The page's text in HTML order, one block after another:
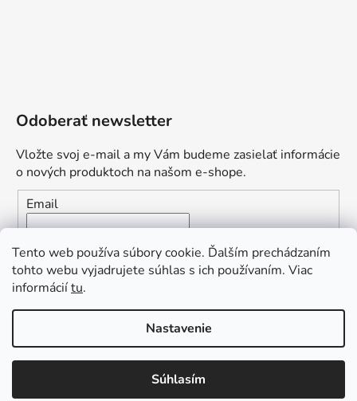
Tento web používa súbory cookie. Ďalším prechádzaním
tohto webu vyjadrujete súhlas s ich používaním. Viac
informáciítu.
Nastavenie
Súhlasím
: Zaplaťte vopred a získajte
Odoberať newsletter
Vložte svoj e-mail a my Vám budeme zasielať informácie
o nových produktoch na našom e-shope.
Email
Vložením e-mailu súhlasíte s
podmienkami ochrany
osobných údajov
Vytvoril Shoptet Premium
môžem pomôcť?“